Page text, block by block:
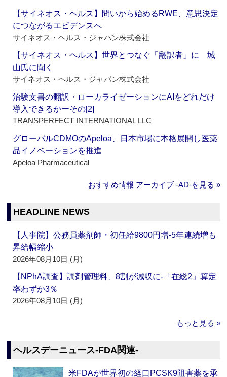
【サイネオス・ヘルス】問いから始めるRWE、意思決定
につながるエビデンスへ
サイネオス・ヘルス・ジャパン株式会社
【サイネオス・ヘルス】世界とつなぐ「翻訳者」に 城
山氏に聞く
サイネオス・ヘルス・ジャパン株式会社
治験文書の翻訳・ローカライゼーションにAIをどれだけ
導入できるかーその[2]
TRANSPERFECT INTERNATIONAL LLC
グローバルCDMOのApeloa、日本市場に本格展開し医薬
品イノベーションを推進
Apeloa Pharmaceutical
おすすめ情報 アーカイブ ‐AD‐を見る »
HEADLINE NEWS
【人事院】公務員薬剤師・初任給9800円増‐5年連続増も
昇給幅縮小
2026年08月10日 (月)
【NPhA調査】調剤管理料、8割が減収に‐「在総2」算定
率わずか3％
2026年08月10日 (月)
もっと見る »
ヘルスデーニュース‐FDA関連‐
米FDAが世界初の経口PCSK9阻害薬を承